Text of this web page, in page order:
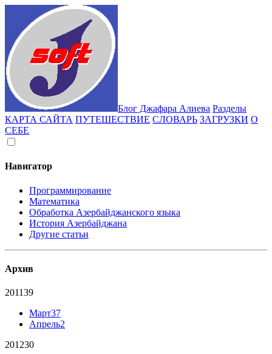
Блог Джафара Алиева Разделы
КАРТА САЙТА ПУТЕШЕСТВИЕ СЛОВАРЬ ЗАГРУЗКИ О
СЕБЕ
Навигатор
Программирование
Математика
Обработка Азербайджанского языка
История Азербайджана
Другие статьи
Архив
201139
Март37
Апрель2
201230